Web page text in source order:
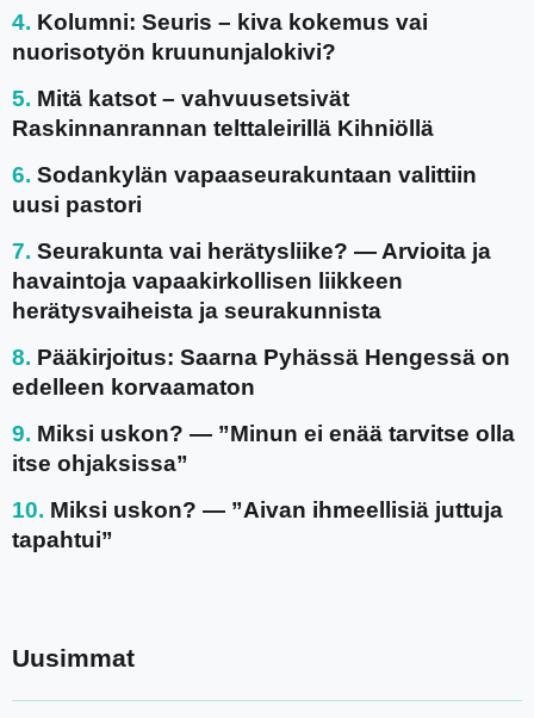
Kolumni: Seuris – kiva kokemus vai
nuorisotyön kruununjalokivi?
Mitä katsot – vahvuusetsivät
Raskinnanrannan telttaleirillä Kihniöllä
Sodankylän vapaaseurakuntaan valittiin
uusi pastori
Seurakunta vai herätysliike? — Arvioita ja
havaintoja vapaakirkollisen liikkeen
herätysvaiheista ja seurakunnista
Pääkirjoitus: Saarna Pyhässä Hengessä on
edelleen korvaamaton
Miksi uskon? — ”Minun ei enää tarvitse olla
itse ohjaksissa”
Miksi uskon? — ”Aivan ihmeellisiä juttuja
tapahtui”
Uusimmat